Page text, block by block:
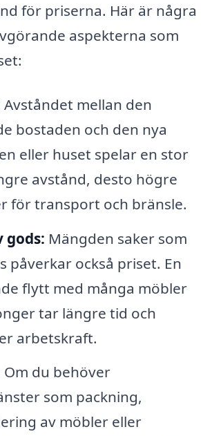
för priserna. Här är några
aspekterna som
Avståndet mellan den
bostaden och den nya
eller huset spelar en stor
avstånd, desto högre
för transport och bränsle.
gods: Mängden saker som
påverkar också priset. En
flytt med många möbler
tar längre tid och
arbetskraft.
Om du behöver
som packning,
av möbler eller